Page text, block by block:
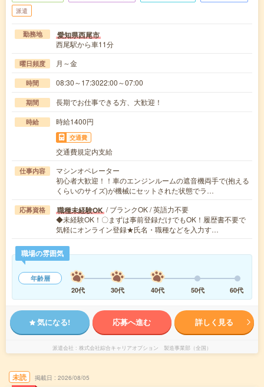
派遣
勤務地 愛知県西尾市
西尾駅から車11分
曜日頻度 月～金
時間 08:30～17:3022:00～07:00
期間 長期でお仕事できる方、大歓迎！
時給 時給1400円
交通費
交通費規定内支給
仕事内容
マシンオペレーター
初心者大歓迎！！車のエンジンルームの遮音機両手で(抱える
くらいのサイズ)が機械にセットされた状態でラ…
応募資格 職種未経験OK / ブランクOK / 英語力不要
◆未経験OK！〇まずは事前登録だけでもOK！履歴書不要で
気軽にオンライン登録★氏名・職種などを入力す…
職場の雰囲気
年齢層
20代
30代 40代 50代 60代
気になる! 応募へ進む 詳しく見る
派遣会社 株式会社綜合キャリアオプション 製造事業部（全国）
未読 掲載日 2026/08/05